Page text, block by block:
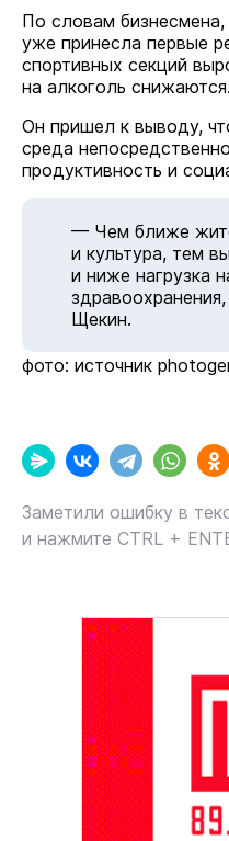
По словам бизнесмена,
уже принесла первые
спортивных секций
на алкоголь снижаются.
Он пришел к выводу,
среда
продуктивность и
— Чем ближе
и культура, тем
и ниже нагрузка
Щекин.
фото: источник
Заметили ошибку в
и нажмите CTRL +